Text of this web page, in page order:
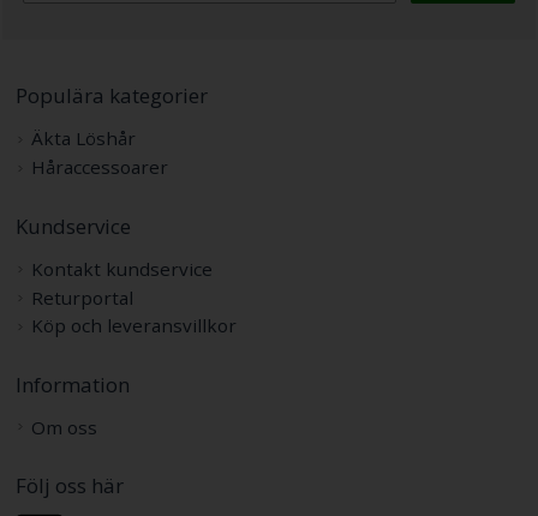
Populära kategorier
Äkta Löshår
Håraccessoarer
Kundservice
Kontakt kundservice
Returportal
Köp och leveransvillkor
Information
Om oss
Följ oss här